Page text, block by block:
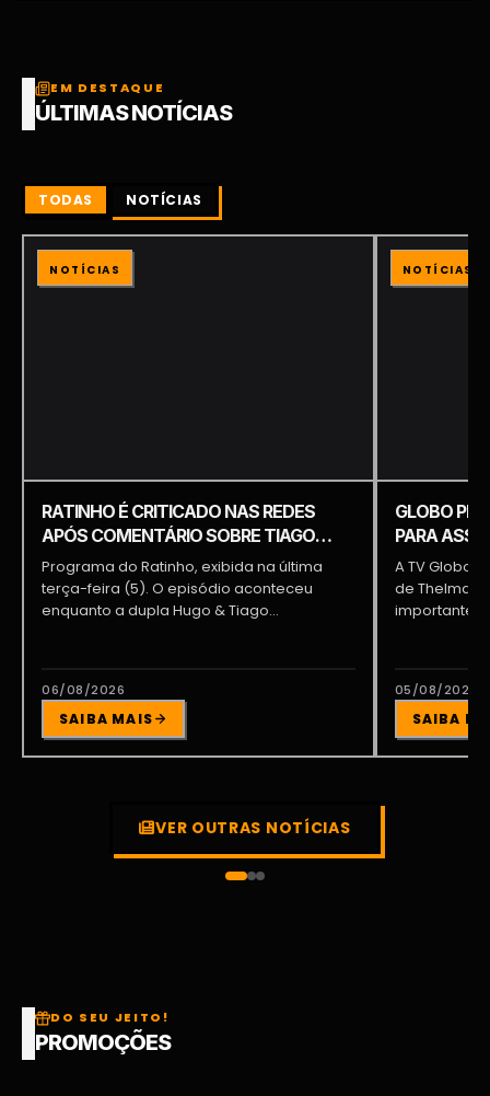
EM DESTAQUE
ÚLTIMAS NOTÍCIAS
TODAS NOTÍCIAS
NOTÍCIAS
RATINHO É CRITICADO NAS REDES
APÓS COMENTÁRIO SOBRE TIAGO
PIQUILO DURANTE PROGRAMA
Programa do Ratinho, exibida na última
terça-feira (5). O episódio aconteceu
enquanto a dupla Hugo & Tiago
06/08/2026
SAIBA MAIS
NOTÍCIAS
GLOBO
PARA
BRAGA E
A TV Globo
de Thelma
importante
05/08/2026
SAIBA
VER OUTRAS NOTÍCIAS
DO SEU JEITO!
PROMOÇÕES